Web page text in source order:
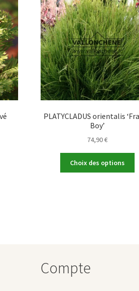
PLATYCLADUS orientalis
Boy’
74,90€
Choix des options
Compte